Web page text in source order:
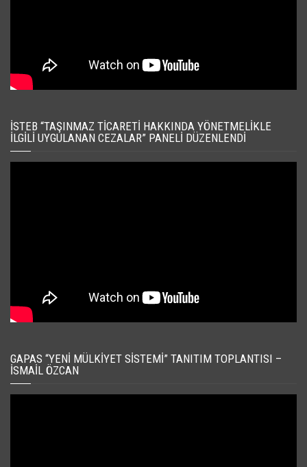
İSTEB “TAŞINMAZ TICARETI HAKKINDA YÖNETMELIKLE
İLGILI UYGULANAN CEZALAR” PANELI DÜZENLENDI
GAPAS “YENI MÜLKIYET SISTEMI” TANITIM TOPLANTISI –
İSMAIL ÖZCAN